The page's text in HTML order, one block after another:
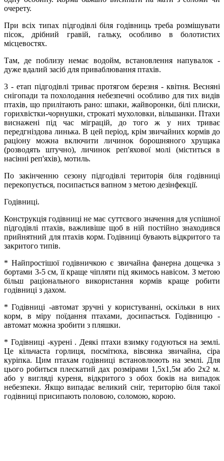
очерету.
При всіх типах підгодівлі біля годівниць треба розмішувати
пісок, дрібний гравій, гальку, особливо в болотистих
місцевостях.
Там, де поблизу немає водойм, встановлення напувалок -
дуже вдалий засіб для приваблювання птахів.
3 - етап підгодівлі триває протягом березня - квітня. Весняні
снігопади та похолодання небезпечні особливо для тих видів
птахів, що прилітають рано: шпаки, жайворонки, білі плиски,
горихвістки-чорнушки, строкаті мухоловки, вільшанки. Птахи
виснажені під час міграцій, до того ж у них триває
передгніздова линька. В цей період, крім звичайних кормів до
раціону можна включити личинок борошняного хрущака
(розводять штучно), личинок реп'яхової молі (міститься в
насінні реп'яхів), мотиль.
По закінченню сезону підгодівлі територія біля годівниці
перекопується, посипається вапном з метою дезінфекції.
Годівниці.
Конструкція годівниці не має суттєвого значення для успішної
підгодівлі птахів, важливіше щоб в ній постійно знаходився
прийнятний для птахів корм. Годівниці бувають відкритого та
закритого типів.
* Найпростішої годівничкою є звичайна фанерна дощечка з
бортами 3-5 см, її краще чіпляти під якимось навісом. З метою
більш раціонального використання кормів краще робити
годівниці з дахом.
* Годівниці -автомат зручні у користуванні, оскільки в них
корм, в міру поїдання птахами, досипається. Годівницю -
автомат можна зробити з пляшки.
* Годівниці -курені . Деякі птахи взимку годуються на землі.
Це кільчаста горлиця, посмітюха, вівсянка звичайна, сіра
куріпка. Цим птахам годівниці встановлюють на землі. Для
цього робиться плескатий дах розмірами 1,5х1,5м або 2х2 м.
або у вигляді куреня, відкритого з обох боків на випадок
небезпеки. Якщо випадає великий сніг, територію біля такої
годівниці присипають половою, соломою, корою.